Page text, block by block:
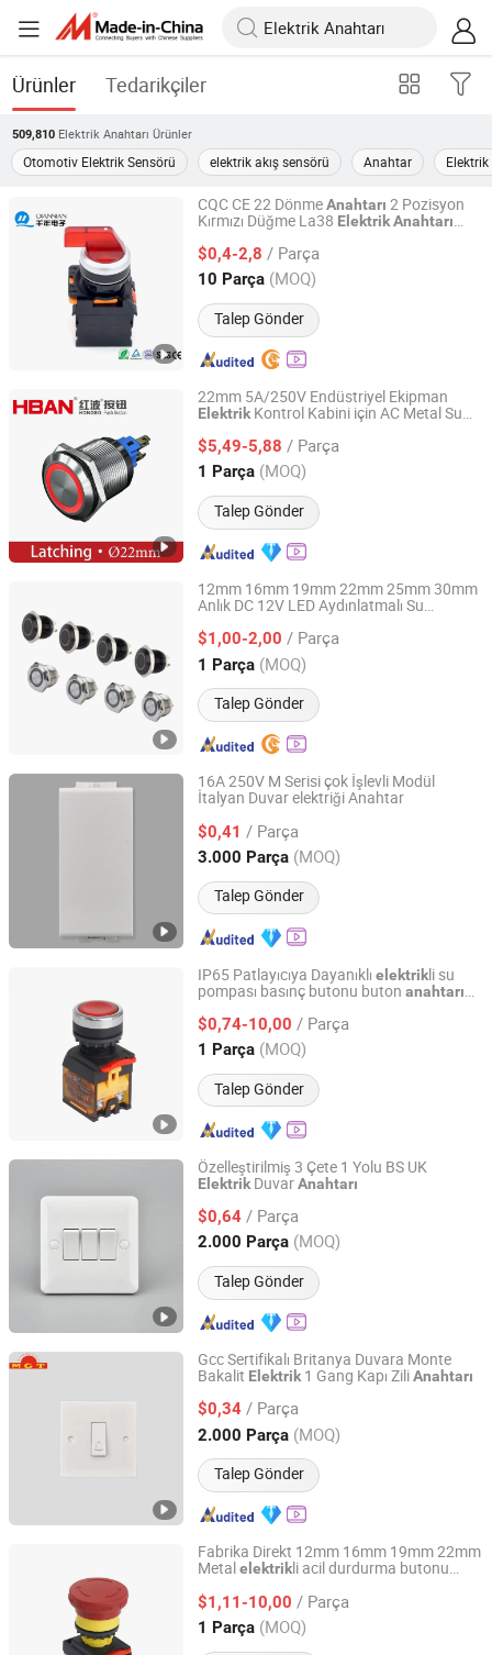
Ürünler Tedarikçiler
509,810 Elektrik Anahtarı Ürünler
Otomotiv Elektrik Sensörü elektrik akış sensörü Anahtar
CQC CE 22 DönmeAnahtarı 2 Pozisyon
Kırmızı Düğme La38 ElektrikAnahtarı
$0,4-2,8 / Parça
10 Parça (MOQ)
Talep Gönder
Zhejiang Qian Nian Electronic Co., Ltd.
Zhejiang, China Fiyat 2013
22mm 5A/250V Endüstriyel Ekipman
ElektrikKontrol Kabini için AC Metal Su
$5,49-5,88 / Parça
1 Parça (MOQ)
Talep Gönder
Yueqing Dahe Electric Co., Ltd.
Zhejiang, China Fiyat 2014
12mm 16mm 19mm 22mm 25mm 30mm
Anlık DC 12V LED Aydınlatmalı Su
$1,00-2,00 / Parça
1 Parça (MOQ)
Talep Gönder
Zhejiang Qian Nian Electronic Co., Ltd.
Zhejiang, China Fiyat 2013
16A 250V M Serisi çok İşlevli Modül
İtalyan Duvar elektriği Anahtar
$0,41 / Parça
3.000 Parça (MOQ)
Talep Gönder
Wenzhou Tianmin Technology Co., Ltd
Fiyat 2022
IP65 Patlayıcıya Dayanıklı elektrikli su
pompası basınç butonu buton anahtarı
rockerAnahtarı
$0,74-10,00 / Parça
1 Parça (MOQ)
Talep Gönder
Sanli Electric Technology Co., Ltd.
Zhejiang, China Fiyat 2024
Özelleştirilmiş 3 Çete 1 Yolu BS UK
ElektrikDuvarAnahtarı
$0,64 / Parça
2.000 Parça (MOQ)
Talep Gönder
Wenzhou Tianmin Technology Co., Ltd
Zhejiang, China Fiyat 2022
Gcc Sertifikalı Britanya Duvara Monte
Bakalit Elektrik1 Gang Kapı ZiliAnahtarı
$0,34 / Parça
2.000 Parça (MOQ)
Talep Gönder
Wenzhou Tianmin Technology Co., Ltd
Zhejiang, China Fiyat 2022
Fabrika Direkt 12mm 16mm 19mm 22mm
Metalelektrikli acil durdurma butonu
anahtarıve priz
$1,11-10,00 / Parça
1 Parça (MOQ)
Sanli Electric Technology Co., Ltd.
Zhejiang, China Fiyat 2024